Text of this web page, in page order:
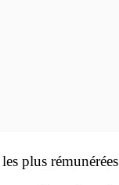
plus rémunérées